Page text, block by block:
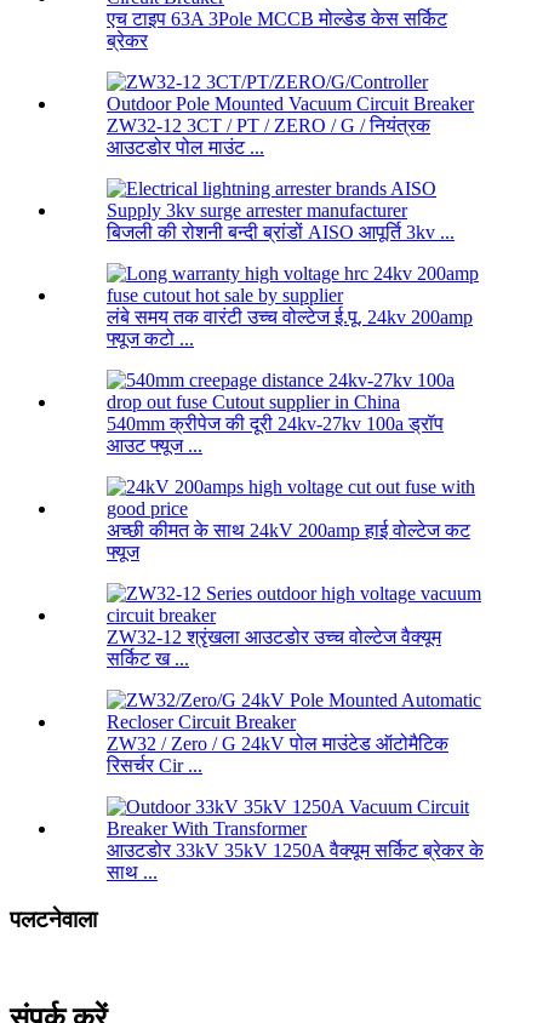
एच टाइप 63A 3Pole MCCB मोल्डेड केस सर्किट
ब्रेकर
ZW32-12 3CT / PT / ZERO / G / नियंत्रक
आउटडोर पोल माउंट ...
बिजली की रोशनी बन्दी ब्रांडों AISO आपूर्ति 3kv ...
लंबे समय तक वारंटी उच्च वोल्टेज ई.पू. 24kv 200amp
फ्यूज कटो ...
540mm क्रीपेज की दूरी 24kv-27kv 100a ड्रॉप
आउट फ्यूज ...
अच्छी कीमत के साथ 24kV 200amp हाई वोल्टेज कट
फ्यूज
ZW32-12 श्रृंखला आउटडोर उच्च वोल्टेज वैक्यूम
सर्किट ख ...
ZW32 / Zero / G 24kV पोल माउंटेड ऑटोमैटिक
रिसर्चर Cir ...
आउटडोर 33kV 35kV 1250A वैक्यूम सर्किट ब्रेकर के
साथ ...
पलटनेवाला